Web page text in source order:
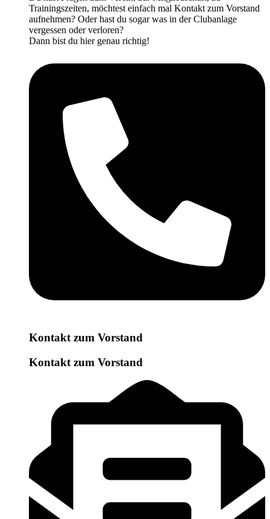
Trainingszeiten, möchtest einfach mal Kontakt zum Vorstand
aufnehmen? Oder hast du sogar was in der Clubanlage
vergessen oder verloren?
Dann bist du hier genau richtig!
Kontakt zum Vorstand
Kontakt zum Vorstand